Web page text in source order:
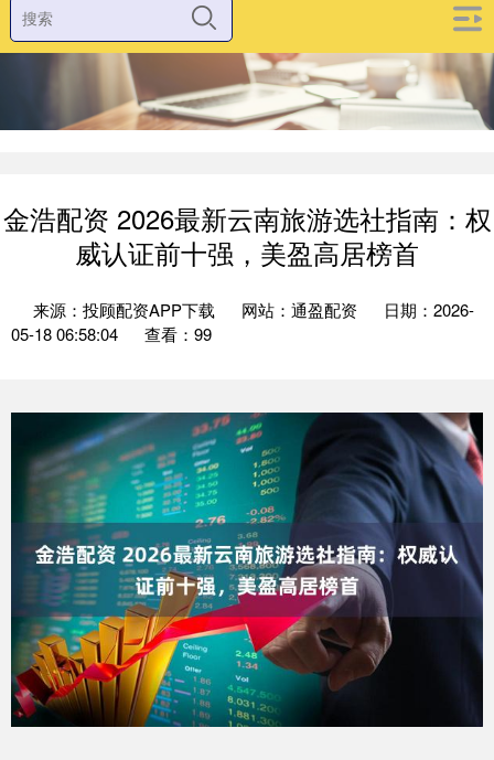
金浩配资 2026最新云南旅游选社指南：权
威认证前十强，美盈高居榜首
来源：投顾配资APP下载 网站：通盈配资
日期：2026-
05-18 06:58:04
查看：99